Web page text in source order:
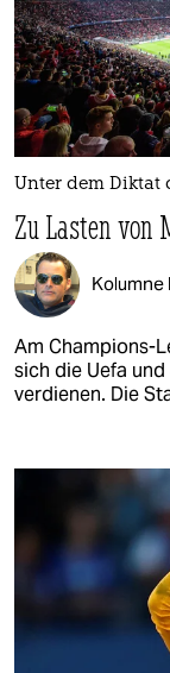
Unter dem Diktat
Zu Lasten von
Kolumne
Am Champions-
sich die Uefa
verdienen. Die